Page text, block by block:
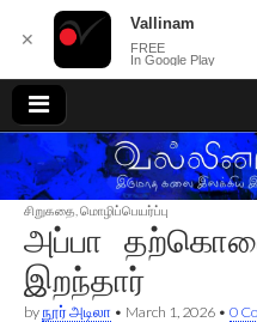
வல்லினம்
சிறுகதை மொழிப்பெயர்ப்பு
அப்பா
இறந்தார்
by நூர் அடிலா • March 1, 2026 • 0
✕
Vallinam
FREE
In Google Play